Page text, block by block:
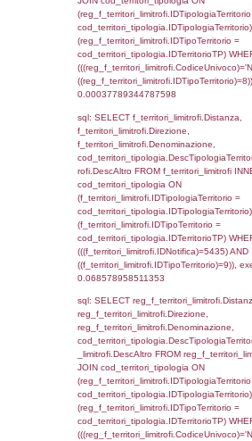
0.06858491897583
sql: SELECT
JOIN
0.07012414932251